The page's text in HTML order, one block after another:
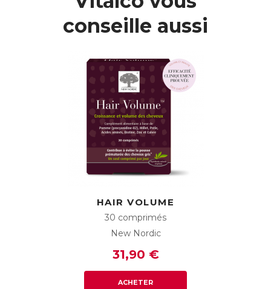
conseille aussi
HAIR VOLUME
30 comprimés
New Nordic
31,90 €
ACHETER